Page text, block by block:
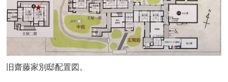
旧齋藤家別邸配置図。